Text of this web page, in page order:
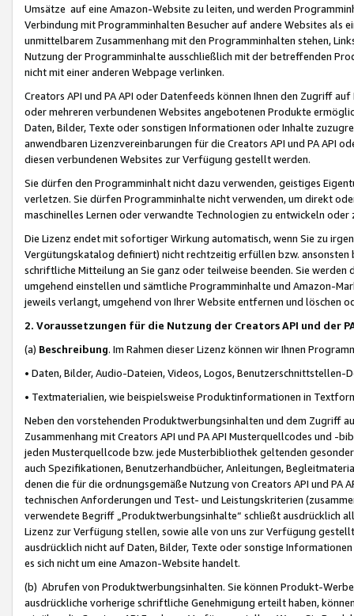
Umsätze auf eine Amazon-Website zu leiten, und werden
Verbindung mit Programminhalten Besucher auf andere Websites als
unmittelbarem Zusammenhang mit den Programminhalten stehen,
Nutzung der Programminhalte ausschließlich mit der betreffenden
nicht mit einer anderen Webpage verlinken.
Creators API und PA API oder Datenfeeds können Ihnen den Zugriff
oder mehreren verbundenen Websites angebotenen Produkte
Daten, Bilder, Texte oder sonstigen Informationen oder Inhalte
anwendbaren Lizenzvereinbarungen für die Creators API und PA API
diesen verbundenen Websites zur Verfügung gestellt werden.
Sie dürfen den Programminhalt nicht dazu verwenden, geistiges
verletzen. Sie dürfen Programminhalte nicht verwenden, um direkt
maschinelles Lernen oder verwandte Technologien zu entwickeln
Die Lizenz endet mit sofortiger Wirkung automatisch, wenn Sie zu
Vergütungskatalog definiert) nicht rechtzeitig erfüllen bzw. ansonsten
schriftliche Mitteilung an Sie ganz oder teilweise beenden. Sie werden
umgehend einstellen und sämtliche Programminhalte und Amazon-
jeweils verlangt, umgehend von Ihrer Website entfernen und löschen
2. Voraussetzungen für die Nutzung der Creators API und der
(a) Beschreibung. Im Rahmen dieser Lizenz können wir Ihnen
• Daten, Bilder, Audio-Dateien, Videos, Logos, Benutzerschnittstellen-
• Textmaterialien, wie beispielsweise Produktinformationen in
Neben den vorstehenden Produktwerbungsinhalten und dem Zugriff
Zusammenhang mit Creators API und PA API Musterquellcodes und
jeden Musterquellcode bzw. jede Musterbibliothek geltenden
auch Spezifikationen, Benutzerhandbücher, Anleitungen,
denen die für die ordnungsgemäße Nutzung von Creators API und PA
technischen Anforderungen und Test- und Leistungskriterien
verwendete Begriff „Produktwerbungsinhalte“ schließt ausdrücklich
Lizenz zur Verfügung stellen, sowie alle von uns zur Verfügung
ausdrücklich nicht auf Daten, Bilder, Texte oder sonstige
es sich nicht um eine Amazon-Website handelt.
(b) Abrufen von Produktwerbungsinhalten. Sie können Produkt-
ausdrückliche vorherige schriftliche Genehmigung erteilt haben,